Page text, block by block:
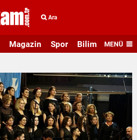
Ara
Magazin Spor Bilim veMENÜ